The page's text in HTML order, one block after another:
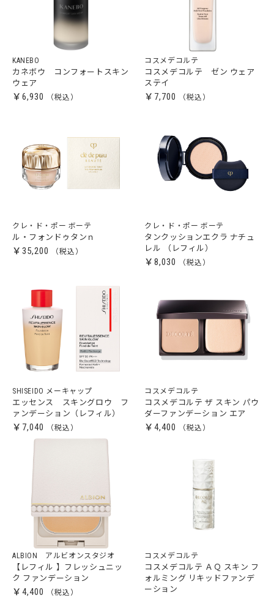
KANEBO
カネボウ コンフォートスキン
ウェア
￥6,930
コスメデコルテ
コスメデコルテ ゼン ウェア
ステイ
￥7,700
クレ・ド・ポー ボーテ
ル・フォンドゥタンｎ
￥35,200
クレ・ド・ポー ボーテ
タンクッションエクラ ナチュ
レル （レフィル）
￥8,030
SHISEIDO メーキャップ
エッセンス スキングロウ フ
ァンデーション（レフィル）
￥7,040
コスメデコルテ
コスメデコルテ ザ スキン パウ
ダーファンデーション エア
￥4,400
ALBION アルビオンスタジオ
【レフィル 】フレッシュニッ
ク ファンデーション
￥4,400
コスメデコルテ
コスメデコルテ ＡＱ スキン フ
ォルミング リキッドファンデ
ーション